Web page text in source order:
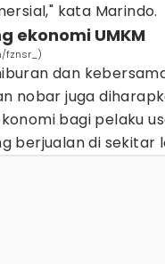
kata Marindo.
ekonomi UMKM
fznsr_)
dan
nobar juga
bagi pelaku
berjualan di sekitar